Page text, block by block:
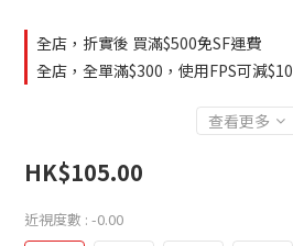
全店，折實後 買滿$500免SF運費
全店，全單滿$300，使用FPS可減$10
查看更多
HK$105.00
近視度數 : -0.00